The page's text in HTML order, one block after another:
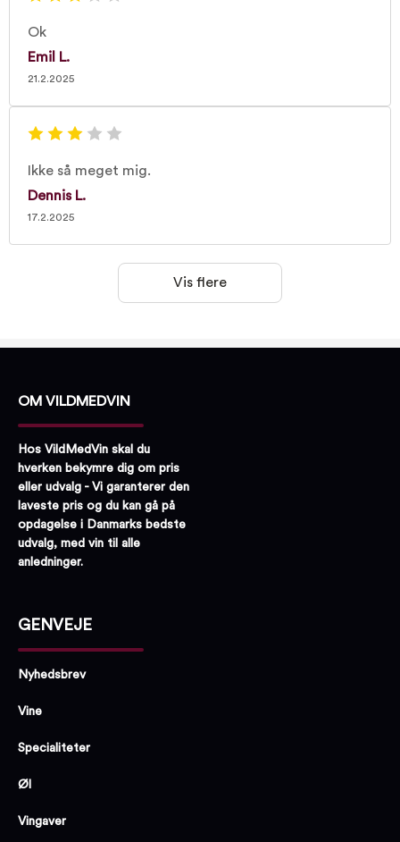
Ok
Emil L.
21.2.2025
Ikke så meget mig.
Dennis L.
17.2.2025
Vis flere
OM VILDMEDVIN
Hos VildMedVin skal du
hverken bekymre dig om pris
eller udvalg - Vi garanterer den
laveste pris og du kan gå på
opdagelse i Danmarks bedste
udvalg, med vin til alle
anledninger.
GENVEJE
Nyhedsbrev
Vine
Specialiteter
Øl
Vingaver